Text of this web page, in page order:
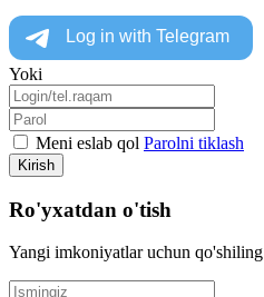
Yoki
Meni eslab qol Parolni tiklash
Kirish
Ro'yxatdan o'tish
Yangi imkoniyatlar uchun qo'shiling